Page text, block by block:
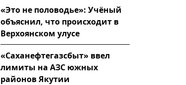
«Это не половодье»: Учёный
объяснил, что происходит в
Верхоянском улусе
«Саханефтегазсбыт» ввел
лимиты на АЗС южных
районов Якутии